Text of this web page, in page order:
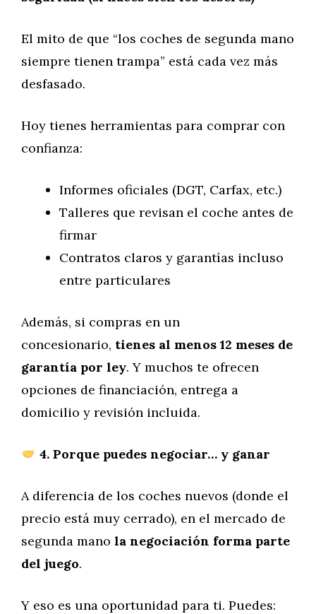
El mito de que “los coches de segunda mano
siempre tienen trampa” está cada vez más
desfasado.
Hoy tienes herramientas para comprar con
confianza:
Informes oficiales (DGT, Carfax, etc.)
Talleres que revisan el coche antes de
firmar
Contratos claros y garantías incluso
entre particulares
Además, si compras en un
concesionario, tienes al menos 12 meses de
garantía por ley. Y muchos te ofrecen
opciones de financiación, entrega a
domicilio y revisión incluida.
4. Porque puedes negociar… y ganar
A diferencia de los coches nuevos (donde el
precio está muy cerrado), en el mercado de
segunda mano la negociación forma parte
del juego.
Y eso es una oportunidad para ti. Puedes: